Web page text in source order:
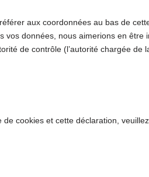
aux coordonnées au bas de
vos données, nous aimerions en être
de contrôle (l’autorité chargée de
cookies et cette déclaration,